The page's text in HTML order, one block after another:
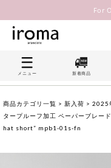
For
メニュー 新着商品
商品カテゴリ一覧 > 新入荷 > 2025
タープルーフ加工 ペーパーブレ
hat short” mpb1-01s-fn